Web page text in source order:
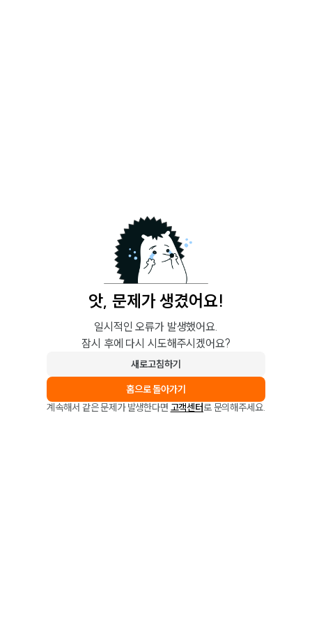
앗, 문제가 생겼어요!
일시적인 오류가 발생했어요.
잠시 후에 다시 시도해주시겠어요?
새로고침하기
홈으로 돌아가기
계속해서 같은 문제가 발생한다면 고객센터로 문의해주세요.